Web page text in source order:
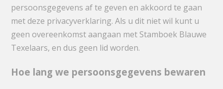
persoonsgegevens af te geven en akkoord te gaan
met deze privacyverklaring. Als u dit niet wil kunt u
geen overeenkomst aangaan met Stamboek Blauwe
Texelaars, en dus geen lid worden.
Hoe lang we persoonsgegevens bewaren